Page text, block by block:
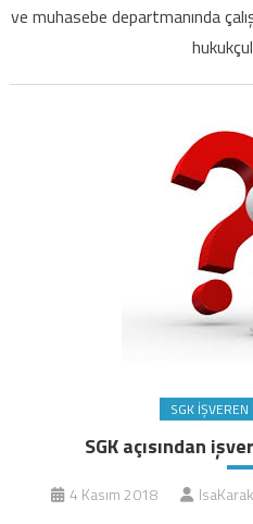
ve muhasebe departmanında
SGK
SGK açısından
4 Kasım 2018